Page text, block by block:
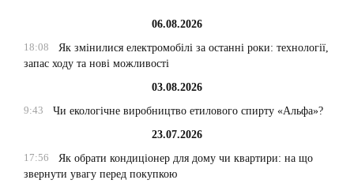
06.08.2026
18:08
Як змінилися електромобілі за останні роки: технології,
запас ходу та нові можливості
03.08.2026
9:43
Чи екологічне виробництво етилового спирту «Альфа»?
23.07.2026
17:56
Як обрати кондиціонер для дому чи квартири: на що
звернути увагу перед покупкою